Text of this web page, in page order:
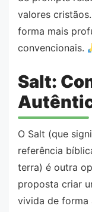
valores
forma mais
convencionais.
Salt:
O Salt (que
referência
terra) é outra
proposta criar
vivida de forma